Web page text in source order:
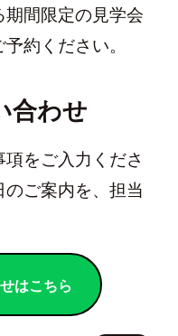
間限定の見学会
約ください。
合わせ
をご入力くださ
ご案内を、担当
はこちら